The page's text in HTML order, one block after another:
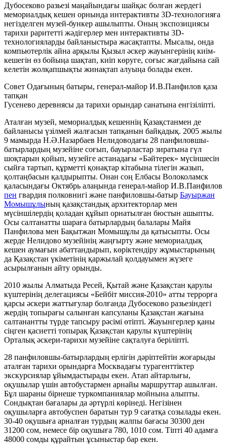
Дубосеково разьезі маңайындағы шайқас болған жердегі
мемориалдық кешен орнында интерактивты 3D-технологияға
негізделген музей-бункер ашылыпты. Оның экспозициясы
тарихи раритетті жәдігерлер мен интерактивты 3D-
технологияларды байланыстыра жасақтапты. Мысалы, онда
компьютерлік айна арқылы Қызыл әскер жауынгерінің киім-
кешегін өз бойыңа шақтап, киіп көруге, соғыс жағдайына сай
келетін жолқапшықты жинақтап алуыңа болады екен.
Совет Одағының батыры, генерал-майор И.В.Панфилов қаза
тапқан
Гусенево деревнясы да тарихи орындар санатына енгізіліпті.
Аталған музей, мемориалдық кешеннің Қазақстанмен де
байланысы үзілмей жалғасын тапқанын байқадық. 2005 жылы
9 мамырда Н.Ә.Назарбаев Нелидоводағы 28 панфиловшы-
батырлардың музейіне соғып, бауырластар зиратына гүл
шоқтарын қойып, музейге астанадағы «Бәйтерек» мүсіншесін
сыйға тартып, құрметті қонақтар кітабына тілегін жазып,
қолтаңбасын қалдырыпты. Онан соң Елбасы Волоколамск
қаласындағы Октябрь алаңында генерал-майор И.В.Панфилов
пен гвардия полковнигі және панфиловшы-батыр Бауыржан
Момышұлының қазақстандық архитекторлар мен
мүсіншілердің қоладан құйып орнатылған бюстын ашыпты.
Осы салтанатты шараға батырлардың балалары Майя
Панфилова мен Бақытжан Момышұлы да қатысыпты. Осы
жерде Нелидово музейінің жаңғырту және мемориалдық
кешен аумағын абаттандырып, көріктендіру жұмыстарының
да Қазақстан үкіметінің қаржылай қолдауымен жүзеге
асырылғанын айту орынды.
2010 жылы Алматыда Ресей, Қытай және Қазақстан қарулы
күштерінің делегациясы «Бейбіт миссия-2010» атты террорға
қарсы әскери жаттығулар болғанда Дубосеково разьезіндегі
жердің топырағы салынған капсуланы Қазақстан жағына
салтанантты түрде тапсыру рәсімі өтіпті. Жауынгерлер қаны
сіңген қасиетті топырақ Қазақстан қарулы күштерінің
Орталық әскери-тарихи музейіне сақталуға беріліпті.
28 панфиловшы-батырлардың ерлігін дәріптейтін жоғарыды
аталған тарихи орындарға Москвадағы турагенттіктер
экскурсиялар ұйымдастырады екен. Атап айтарлығы,
оқушылар үшін автобустармен арнайы маршруттар ашылған.
Бұл шараны бірнеше туркомпаниялар мойнына алыпты.
Сондықтан бағалары да әртүрлі көрінеді. Негізінен
оқушыларға автобуспен баратын тур 9 сағатқа созылады екен.
30-40 оқушыға арналған турдың жалпы бағасы 30300 ден
31200 сом, немесе бір оқушыға 780, 1010 сом. Тіпті 40 адамға
48000 сомды құрайтын ұсыныстар бар екен.